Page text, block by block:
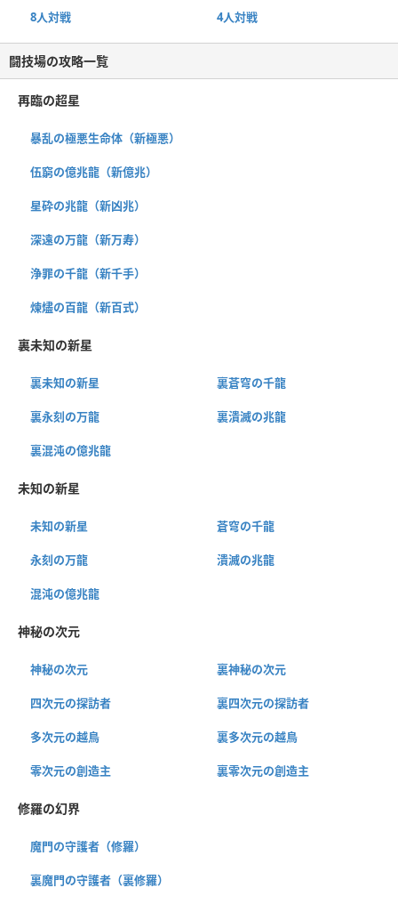
8人対戦 4人対戦
闘技場の攻略一覧
再臨の超星
暴乱の極悪生命体（新極悪）
伍窮の億兆龍（新億兆）
星砕の兆龍（新凶兆）
深遠の万龍（新万寿）
浄罪の千龍（新千手）
煉燼の百龍（新百式）
裏未知の新星
裏未知の新星 裏蒼穹の千龍
裏永刻の万龍 裏潰滅の兆龍
裏混沌の億兆龍
未知の新星
未知の新星 蒼穹の千龍
永刻の万龍 潰滅の兆龍
混沌の億兆龍
神秘の次元
神秘の次元 裏神秘の次元
四次元の探訪者 裏四次元の探訪者
多次元の越鳥 裏多次元の越鳥
零次元の創造主 裏零次元の創造主
修羅の幻界
魔門の守護者（修羅）
裏魔門の守護者（裏修羅）